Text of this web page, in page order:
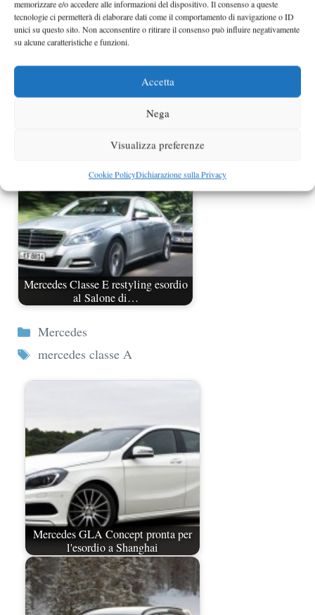
memorizzare e/o accedere alle informazioni del dispositivo. Il consenso a queste
tecnologie ci permetterà di elaborare dati come il comportamento di navigazione o ID
unici su questo sito. Non acconsentire o ritirare il consenso può influire negativamente
su alcune caratteristiche e funzioni.
Accetta
Nega
Visualizza preferenze
Cookie PolicyDichiarazione sulla Privacy
Maserati Quattroporte 2013 nuove
Mercedes Classe E restyling esordio
al Salone di…
Categorie
Mercedes
Tag
mercedes classe A
Mercedes GLA Concept pronta per
l'esordio a Shanghai